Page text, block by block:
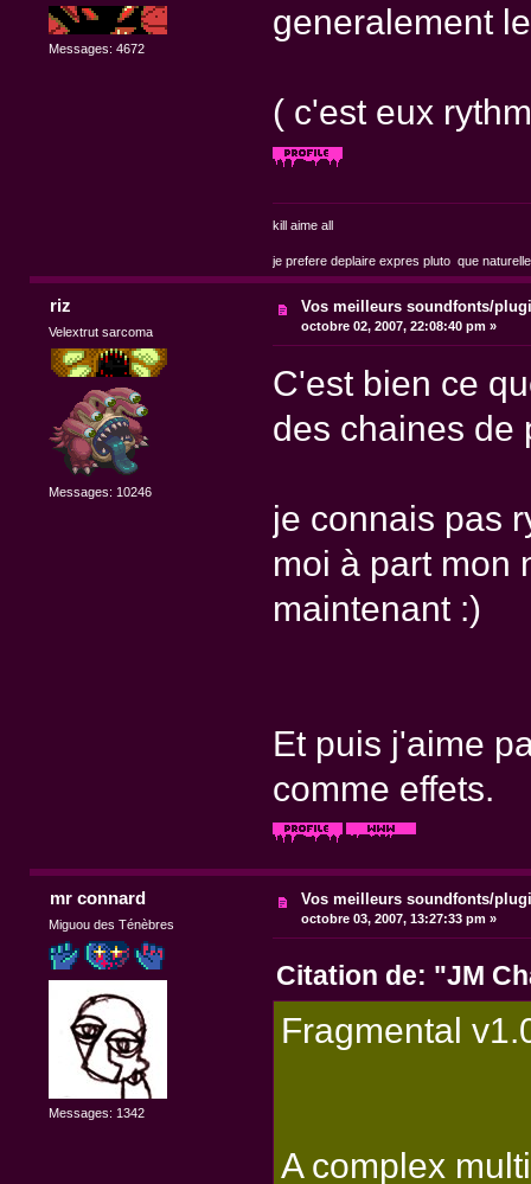
Messages: 4672
generalement
( c'est eux
kill aime all
je prefere deplaire expres pluto que
riz
Velextrut sarcoma
Messages: 10246
Vos meilleurs soundfonts/
octobre 02, 2007, 22:08:40 pm »
C'est bien ce
des chaines de
je connais pas
moi à part mon
maintenant :)
Et puis j'aime
comme effets.
mr connard
Miguou des Ténèbres
Messages: 1342
Vos meilleurs soundfonts/
octobre 03, 2007, 13:27:33 pm »
Citation de: "JM
Fragmental
A complex